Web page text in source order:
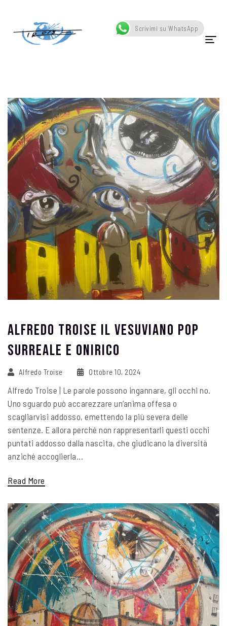
OPERE
SCATTI
SCULTURE
VIDEO
NEWS
Alfredo Troise Il Vesuviano Pop
Surreale E Onirico
Alfredo Troise Ottobre 10, 2024
Alfredo Troise | Le parole possono ingannare, gli occhi no.
Uno sguardo può accarezzare un’anima offesa o
scagliarvisi addosso, emettendo la più severa delle
sentenze. E allora perché non rappresentarli questi occhi
puntati addosso dalla nascita, che giudicano la diversità
anziché accoglierla...
Read More
Scrivimi su WhatsApp